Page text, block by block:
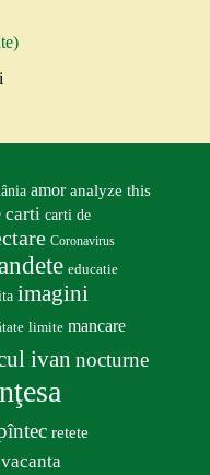
amor analyze this
carti carti de
Coronavirus
educatie
imagini
limite mancare
ivan nocturne
retete
vacanta